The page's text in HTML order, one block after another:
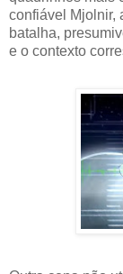
confiável Mjolnir,
batalha,
e o contexto